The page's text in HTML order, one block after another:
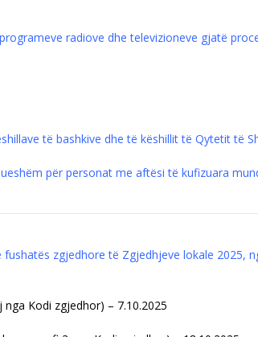
radiove dhe televizioneve gjatë
të bashkive dhe të këshillit të Qytetit të
për personat me aftësi të kufizuara
zgjedhore të Zgjedhjeve lokale 2025,
nga Kodi zgjedhor) – 7.10.2025